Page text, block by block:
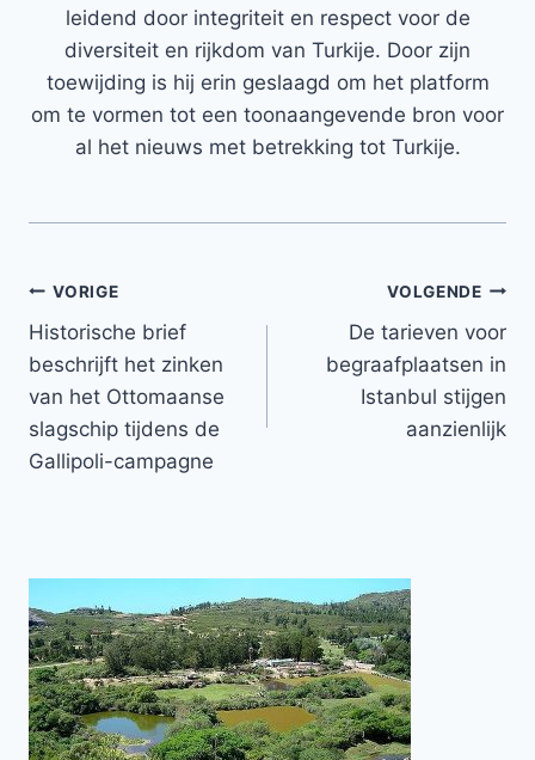
leidend door integriteit en respect voor de
diversiteit en rijkdom van Turkije. Door zijn
toewijding is hij erin geslaagd om het platform
om te vormen tot een toonaangevende bron voor
al het nieuws met betrekking tot Turkije.
Bericht
navigatie
VORIGE
Historische brief
beschrijft het zinken
van het Ottomaanse
slagschip tijdens de
Gallipoli-campagne
VOLGENDE
De tarieven voor
begraafplaatsen in
Istanbul stijgen
aanzienlijk